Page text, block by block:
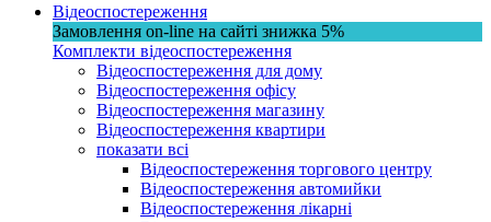
Відеоспостереження
Замовлення on-line на сайті знижка 5%
Комплекти відеоспостереження
Відеоспостереження для дому
Відеоспостереження офісу
Відеоспостереження магазину
Відеоспостереження квартири
показати всі
Відеоспостереження торгового центру
Відеоспостереження автомийки
Відеоспостереження лікарні